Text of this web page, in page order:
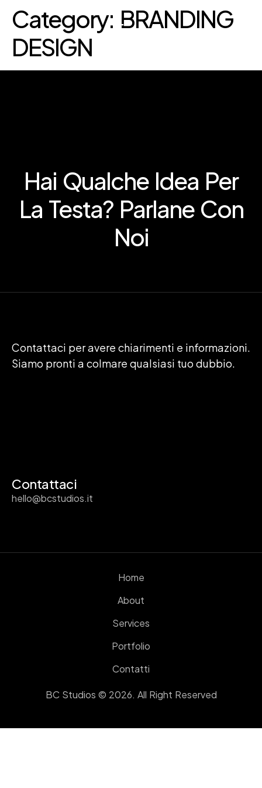
Category: BRANDING
DESIGN
Hai Qualche Idea Per
La Testa? Parlane Con
Noi
Contattaci per avere chiarimenti e informazioni.
Siamo pronti a colmare qualsiasi tuo dubbio.
Contattaci
hello@bcstudios.it
BC Studios © 2026. All Right Reserved
Home
About
Services
Portfolio
Contatti